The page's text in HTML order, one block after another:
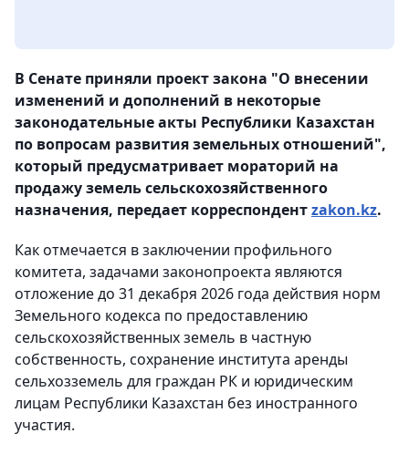
В Сенате приняли проект закона "О внесении
изменений и дополнений в некоторые
законодательные акты Республики Казахстан
по вопросам развития земельных отношений",
который предусматривает мораторий на
продажу земель сельскохозяйственного
назначения, передает корреспондентzakon.kz.
Как отмечается в заключении профильного
комитета, задачами законопроекта являются
отложение до 31 декабря 2026 года действия норм
Земельного кодекса по предоставлению
сельскохозяйственных земель в частную
собственность, сохранение института аренды
сельхозземель для граждан РК и юридическим
лицам Республики Казахстан без иностранного
участия.